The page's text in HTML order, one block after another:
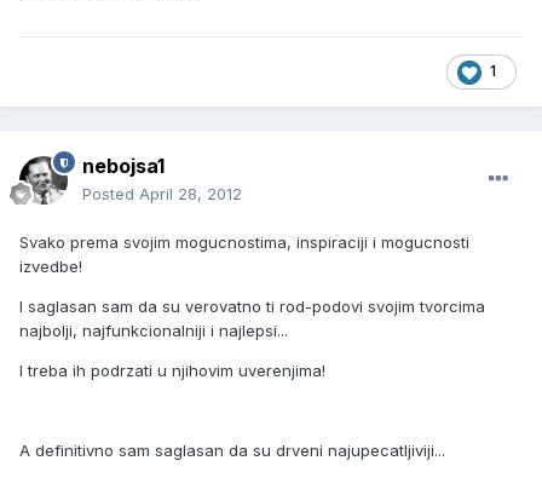
1
nebojsa1
Posted April 28, 2012
Svako prema svojim mogucnostima, inspiraciji i mogucnosti
izvedbe!
I saglasan sam da su verovatno ti rod-podovi svojim tvorcima
najbolji, najfunkcionalniji i najlepsi...
I treba ih podrzati u njihovim uverenjima!
A definitivno sam saglasan da su drveni najupecatljiviji...